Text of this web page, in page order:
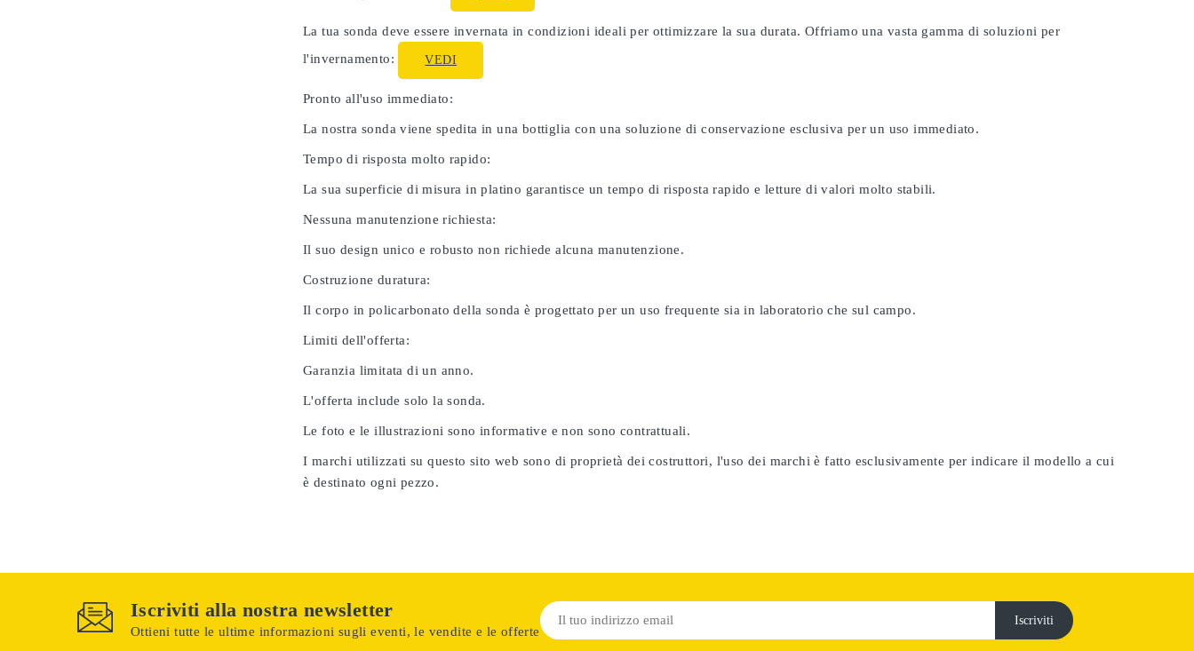
La tua sonda deve essere invernata in condizioni ideali per ottimizzare la sua durata. Offriamo una vasta gamma di soluzioni per
l'invernamento:
VEDI
Pronto all'uso immediato:
La nostra sonda viene spedita in una bottiglia con una soluzione di conservazione esclusiva per un uso immediato.
Tempo di risposta molto rapido:
La sua superficie di misura in platino garantisce un tempo di risposta rapido e letture di valori molto stabili.
Nessuna manutenzione richiesta:
Il suo design unico e robusto non richiede alcuna manutenzione.
Costruzione duratura:
Il corpo in policarbonato della sonda è progettato per un uso frequente sia in laboratorio che sul campo.
Limiti dell'offerta:
Garanzia limitata di un anno.
L'offerta include solo la sonda.
Le foto e le illustrazioni sono informative e non sono contrattuali.
I marchi utilizzati su questo sito web sono di proprietà dei costruttori, l'uso dei marchi è fatto esclusivamente per indicare il modello a cui
è destinato ogni pezzo.
Iscriviti alla nostra newsletter
Ottieni tutte le ultime informazioni sugli eventi, le vendite e le offerte